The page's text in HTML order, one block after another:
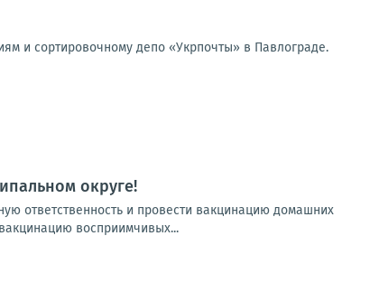
и сортировочному депо «Укрпочты» в Павлограде.
округе!
ответственность и провести вакцинацию домашних
восприимчивых...